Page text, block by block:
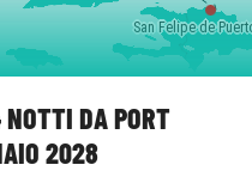
DA PORT
2028
San Felipe de